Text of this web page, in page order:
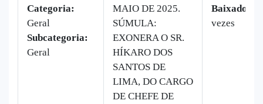
Categoria:
Geral
Subcategoria:
Geral
MAIO DE 2025.
SÚMULA:
EXONERA O SR.
HÍKARO DOS
SANTOS DE
LIMA, DO CARGO
DE CHEFE DE
Baixado:
vezes